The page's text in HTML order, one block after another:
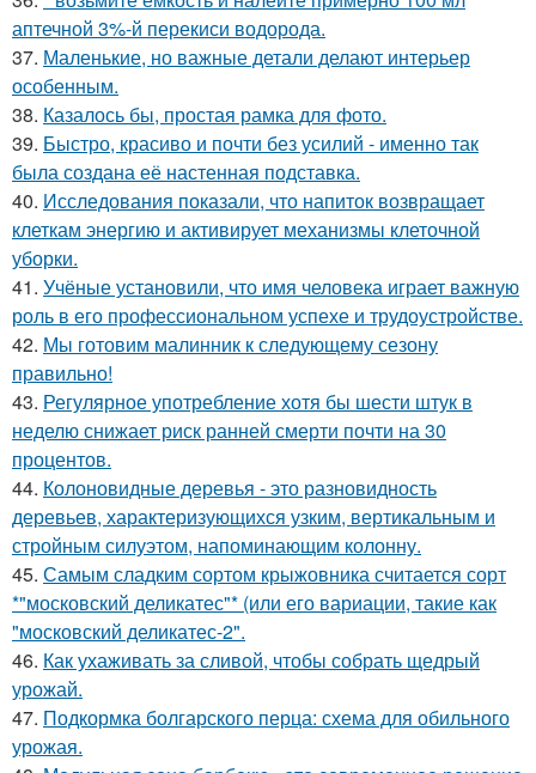
аптечной 3%-й перекиси водорода.
37. Маленькие, но важные детали делают интерьер
особенным.
38. Казалось бы, простая рамка для фото.
39. Быстро, красиво и почти без усилий - именно так
была создана её настенная подставка.
40. Исследования показали, что напиток возвращает
клеткам энергию и активирует механизмы клеточной
уборки.
41. Учёные установили, что имя человека играет важную
роль в его профессиональном успехе и трудоустройстве.
42. Мы готовим малинник к следующему сезону
правильно!
43. Регулярное употребление хотя бы шести штук в
неделю снижает риск ранней смерти почти на 30
процентов.
44. Колоновидные деревья - это разновидность
деревьев, характеризующихся узким, вертикальным и
стройным силуэтом, напоминающим колонну.
45. Самым сладким сортом крыжовника считается сорт
*"московский деликатес"* (или его вариации, такие как
"московский деликатес-2".
46. Как ухаживать за сливой, чтобы собрать щедрый
урожай.
47. Подкормка болгарского перца: схема для обильного
урожая.